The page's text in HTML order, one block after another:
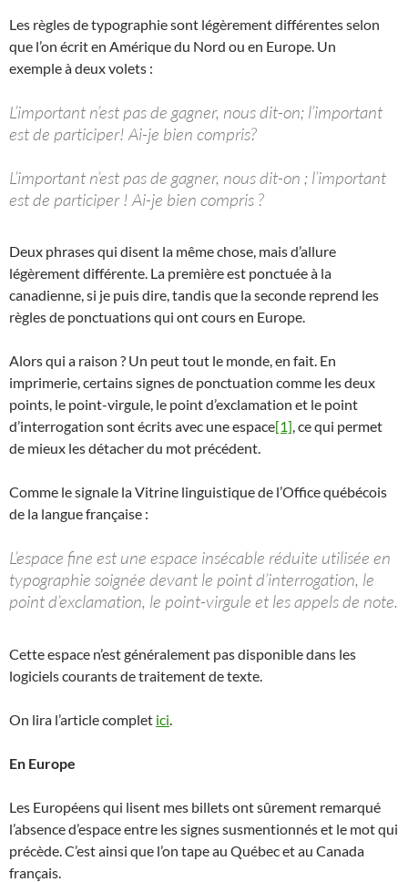
Les règles de typographie sont légèrement différentes selon
que l’on écrit en Amérique du Nord ou en Europe. Un
exemple à deux volets :
L’important n’est pas de gagner, nous dit-on; l’important
est de participer! Ai-je bien compris?
L’important n’est pas de gagner, nous dit-on ; l’important
est de participer ! Ai-je bien compris ?
Deux phrases qui disent la même chose, mais d’allure
légèrement différente. La première est ponctuée à la
canadienne, si je puis dire, tandis que la seconde reprend les
règles de ponctuations qui ont cours en Europe.
Alors qui a raison ? Un peut tout le monde, en fait. En
imprimerie, certains signes de ponctuation comme les deux
points, le point-virgule, le point d’exclamation et le point
d’interrogation sont écrits avec une espace[1], ce qui permet
de mieux les détacher du mot précédent.
Comme le signale la Vitrine linguistique de l’Office québécois
de la langue française :
L’espace fine est une espace insécable réduite utilisée en
typographie soignée devant le point d’interrogation, le
point d’exclamation, le point-virgule et les appels de note.
Cette espace n’est généralement pas disponible dans les
logiciels courants de traitement de texte.
On lira l’article complet ici
En Europe
Les Européens qui lisent mes billets ont sûrement remarqué
l’absence d’espace entre les signes susmentionnés et le mot qui
précède. C’est ainsi que l’on tape au Québec et au Canada
français.